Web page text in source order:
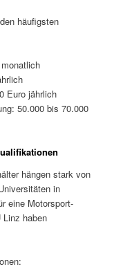
häufigsten
Euro jährlich
50.000 bis 70.000
hängen stark von
in
eine Motorsport-
Linz haben